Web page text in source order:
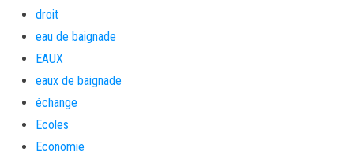
droit
eau de baignade
EAUX
eaux de baignade
échange
Ecoles
Economie